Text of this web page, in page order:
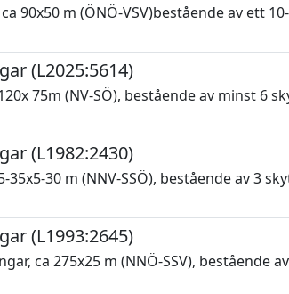
90x50 m (ÖNÖ-VSV)bestående av ett
(L2025:5614)
75m (NV-SÖ), bestående av minst 6
(L1982:2430)
30 m (NNV-SSÖ), bestående av 3
(L1993:2645)
ca 275x25 m (NNÖ-SSV), bestående